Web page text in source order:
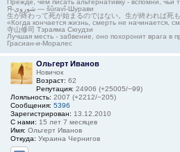
Прежде, чем писать альтернативку - вспомни, чьи
Я-شوروی — šûravî-Шурави
生が終わって死が始まるのではない。生が終われば死
«Когда кончается жизнь, смерть не начинается,
寺山修司 Тэраяма Сюудзи
Лучшая месть - забвение, оно похоронит врага в
Грасиан-и-Моралес
Ольгерт Иванов
Новичок
Возраст: 62
Репутация: 24906 (+25005/−99)
Лояльность: 2007 (+2212/−205)
Сообщения: 5396
Зарегистрирован: 13.12.2010
С нами: 15 лет 7 месяцев
Имя: Ольгерт Иванов
Откуда: Украина Чернигов